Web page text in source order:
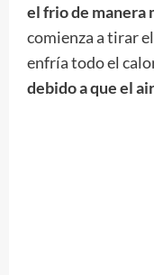
el frio de manera
comienza a tirar
enfría todo el
debido a que el